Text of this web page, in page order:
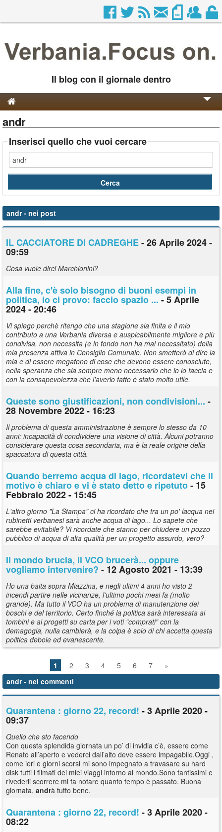
Il blog con il giornale dentro
Genesi e Storia
Contatti
andr
Inserisci quello che vuoi cercare
andr- nei post
IL CACCIATORE DI CADREGHE- 26 Aprile 2024 -
09:59
Cosa vuole dirci Marchionini?
Alla fine, c'è solo bisogno di buoni esempi in
politica, io ci provo: faccio spazio ... - 5 Aprile
2024 - 20:46
Vi spiego perchè ritengo che una stagione sia finita e il mio
contributo a una Verbania diversa e auspicabilmente migliore e più
condivisa, non necessita (e in fondo non ha mai necessitato) della
mia presenza attiva in Consiglio Comunale. Non smetterò di dire la
mia e di essere megafono di cose che devono essere conosciute,
nella speranza che sia sempre meno necessario che io lo faccia e
con la consapevolezza che l'averlo fatto è stato molto utile.
Queste sono giustificazioni, non condivisioni... -
28 Novembre 2022 - 16:23
Il problema di questa amministrazione è sempre lo stesso da 10
anni: incapacità di condividere una visione di città. Alcuni potranno
considerare questa cosa secondaria, ma è la reale origine della
spaccatura di questa città.
Quando berremo acqua di lago, ricordatevi che il
motivo è chiaro e vi è stato detto e ripetuto- 15
Febbraio 2022 - 15:45
L'altro giorno "La Stampa" ci ha ricordato che tra un po' lacqua nei
rubinetti verbanesi sarà anche acqua di lago... Lo sapete che
sarebbe evitabile? Vi ricordate che stanno per chiudere un pozzo
pubblico di acqua di alta qualità per un progetto assurdo, vero?
Il mondo brucia, il VCO brucerà... oppure
vogliamo intervenire? - 12 Agosto 2021 - 13:39
Ho una baita sopra Miazzina, e negli ultimi 4 anni ho visto 2
incendi partire nelle vicinanze, l'ultimo pochi mesi fa (molto
grande). Ma tutto il VCO ha un problema di manutenzione dei
boschi e del territorio. Certo finché la politica sarà interessata ai
tombini e ai progetti su carta per i voti "comprati" con la
demagogia, nulla cambierà, e la colpa è solo di chi accetta questa
politica debole ed evanescente.
1 2 3 4 5 6 7
»
andr- nei commenti
Quarantena : giorno 22, record! - 3 Aprile 2020 -
09:37
Quello che sto facendo
Con questa splendida giornata un po’ di invidia c’è, essere come
Renato all’aperto e vederci dall’alto deve essere impagabile.Oggi ,
come ieri e giorni scorsi mi sono impegnato a travasare su hard
disk tutti i filmati dei miei viaggi intorno al mondo.Sono tantissimi e
rivederli scorrere mi fa notare quanto tempo è passato. Buona
giornata, andrà tutto bene.
Quarantena : giorno 22, record! - 3 Aprile 2020 -
08:22